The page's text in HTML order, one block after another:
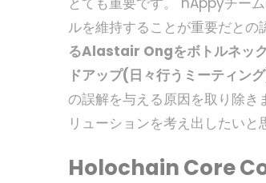
ルを維持することが重要だとの
るAlastair Ongをボトルネック
ドアップ(日々行うミーティン
の誤解を与える原因を取り除
リューションを考え出したいと
Holochain Core